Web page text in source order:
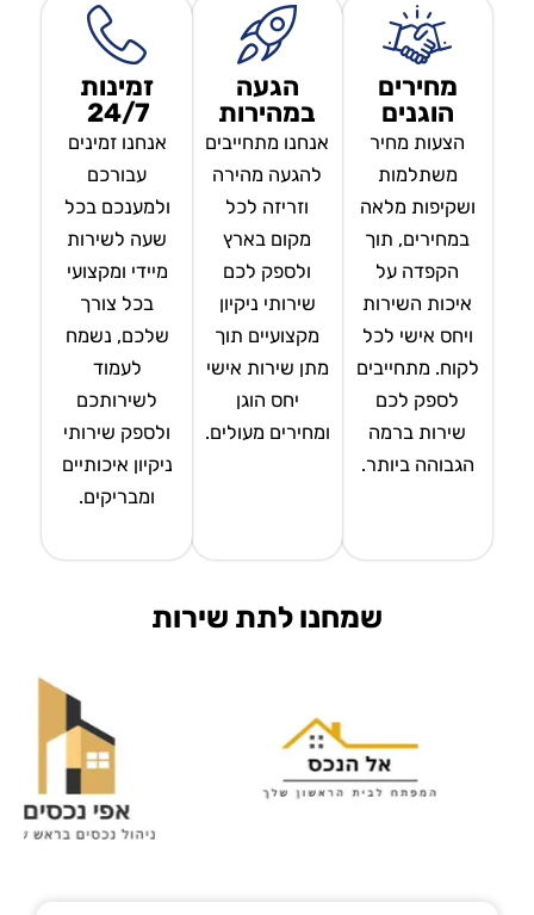
מחירים
הוגנים
הצעות מחיר
משתלמות
ושקיפות מלאה
במחירים, תוך
הקפדה על
איכות השירות
ויחס אישי לכל
לקוח. מתחייבים
לספק לכם
שירות ברמה
הגבוהה ביותר.
הגעה
במהירות
אנחנו מתחייבים
להגעה מהירה
וזריזה לכל
מקום בארץ
ולספק לכם
שירותי ניקיון
מקצועיים תוך
מתן שירות אישי
יחס הוגן
ומחירים מעולים.
זמינות
24/7
אנחנו זמינים
עבורכם
ולמענכם בכל
שעה לשירות
מיידי ומקצועי
בכל צורך
שלכם, נשמח
לעמוד
לשירותכם
ולספק שירותי
ניקיון איכותיים
ומבריקים.
שמחנו לתת שירות